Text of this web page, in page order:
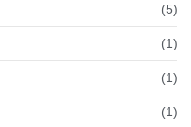
(5)
(1)
(1)
(1)